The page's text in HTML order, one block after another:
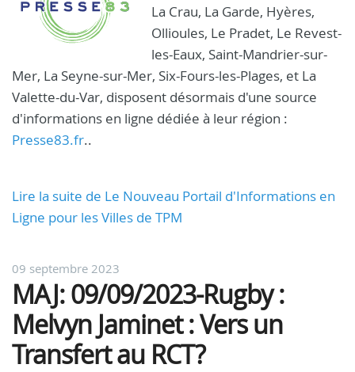
La Crau, La Garde, Hyères,
Ollioules, Le Pradet, Le Revest-
les-Eaux, Saint-Mandrier-sur-
Mer, La Seyne-sur-Mer, Six-Fours-les-Plages, et La
Valette-du-Var, disposent désormais d'une source
d'informations en ligne dédiée à leur région :
Presse83.fr..
Lire la suite de Le Nouveau Portail d'Informations en
Ligne pour les Villes de TPM
09 septembre 2023
MAJ: 09/09/2023-Rugby :
Melvyn Jaminet : Vers un
Transfert au RCT?